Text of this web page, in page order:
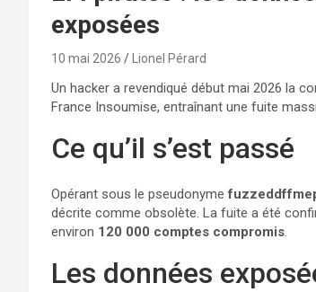
exposées
10 mai 2026 Lionel Pérard
Un hacker a revendiqué début mai 2026 la
France Insoumise, entraînant une fuite
Ce qu’il s’est passé
Opérant sous le pseudonyme
décrite comme obsolète. La fuite a été
environ 120 000 comptes compromis.
Les données